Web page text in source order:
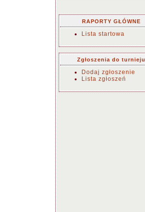
RAPORTY GŁÓWNE
Lista startowa
Zgłoszenia do turnieju
Dodaj zgłoszenie
Lista zgłoszeń